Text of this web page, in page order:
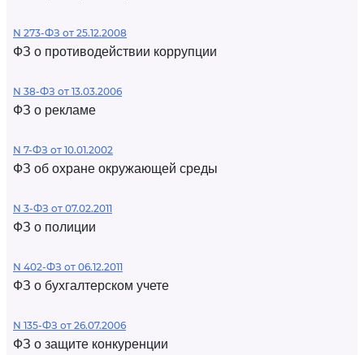
N 273-ФЗ от 25.12.2008
ФЗ о противодействии коррупции
N 38-ФЗ от 13.03.2006
ФЗ о рекламе
N 7-ФЗ от 10.01.2002
ФЗ об охране окружающей среды
N 3-ФЗ от 07.02.2011
ФЗ о полиции
N 402-ФЗ от 06.12.2011
ФЗ о бухгалтерском учете
N 135-ФЗ от 26.07.2006
ФЗ о защите конкуренции